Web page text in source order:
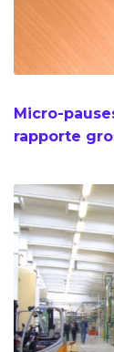
Micro-
rapporte